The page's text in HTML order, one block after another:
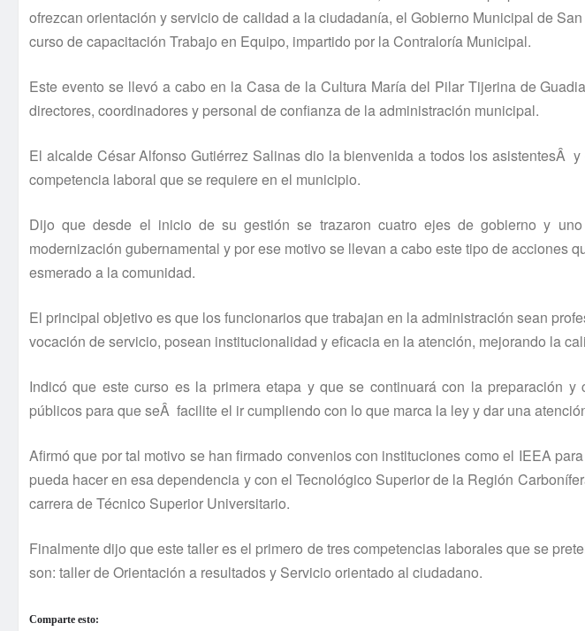
ofrezcan orientación y servicio de calidad a la ciudadaní­a, el Gobierno Municipal de
curso de capacitación Trabajo en Equipo, impartido por la Contralorí­a Municipal.
Este evento se llevó a cabo en la Casa de la Cultura Marí­a del Pilar Tijerina de
directores, coordinadores y personal de confianza de la administración municipal.
El alcalde César Alfonso Gutiérrez Salinas dio la bienvenida a todos los asistentesÂ
competencia laboral que se requiere en el municipio.
Dijo que desde el inicio de su gestión se trazaron cuatro ejes de gobierno y
modernización gubernamental y por ese motivo se llevan a cabo este tipo de acciones
esmerado a la comunidad.
El principal objetivo es que los funcionarios que trabajan en la administración sean
vocación de servicio, posean institucionalidad y eficacia en la atención, mejorando la
Indicó que este curso es la primera etapa y que se continuará con la preparación
públicos para que seÂ facilite el ir cumpliendo con lo que marca la ley y dar una
Afirmó que por tal motivo se han firmado convenios con instituciones como el IEEA
pueda hacer en esa dependencia y con el Tecnológico Superior de la Región
carrera de Técnico Superior Universitario.
Finalmente dijo que este taller es el primero de tres competencias laborales que se
son: taller de Orientación a resultados y Servicio orientado al ciudadano.
Comparte esto: